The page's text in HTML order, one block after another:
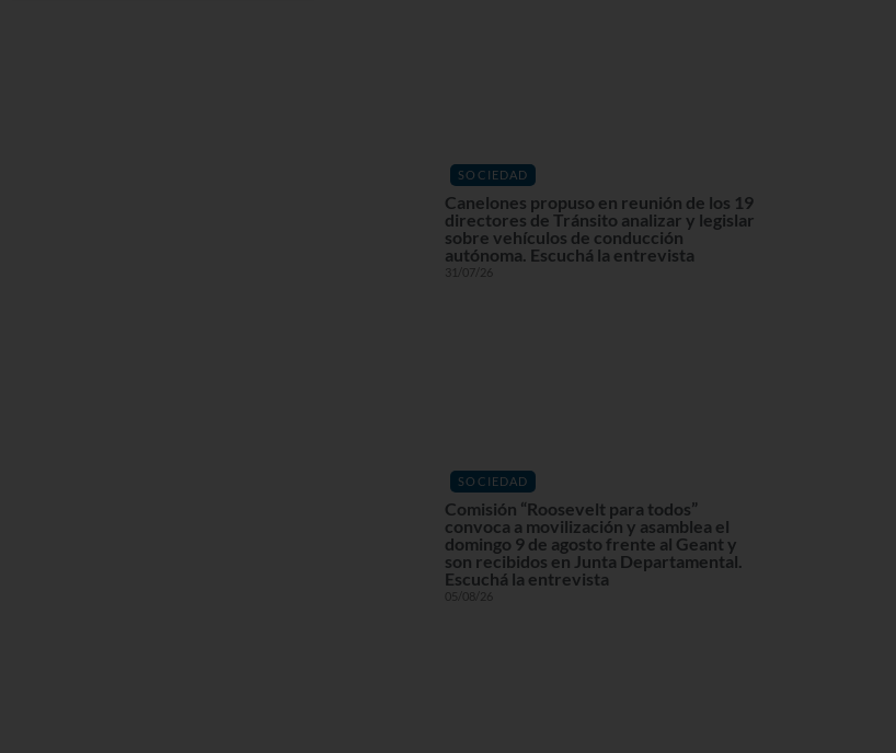
SOCIEDAD
Canelones propuso en reunión de los 19
directores de Tránsito analizar y legislar
sobre vehículos de conducción
autónoma. Escuchá la entrevista
31/07/26
SOCIEDAD
Comisión “Roosevelt para todos”
convoca a movilización y asamblea el
domingo 9 de agosto frente al Geant y
son recibidos en Junta Departamental.
Escuchá la entrevista
05/08/26